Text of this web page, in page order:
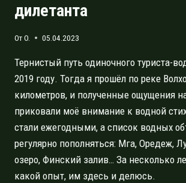
дилетанта
ОтO. 05.04.2023
Тернистый путь одиночного туриста-
2019 году. Тогда я прошёл по реке
километров, и полученные ощущения
приковали моё внимание к водной
стали ежегодными, а список водных
регулярно пополняться: Мга, Оредеж,
озеро, Финский залив… За несколько
какой опыт, им здесь и делюсь.